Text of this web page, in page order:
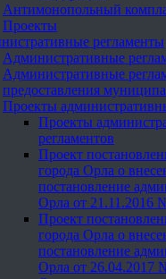
Антимонопольный
Проекты
регламенты
Административные
Административные
предоставления
Проекты
Проекты
регламентов
Проект
города Орла о
постановление
Орла от 21.11.2016
Проект
города Орла о
постановление
Орла от 26.04.2017